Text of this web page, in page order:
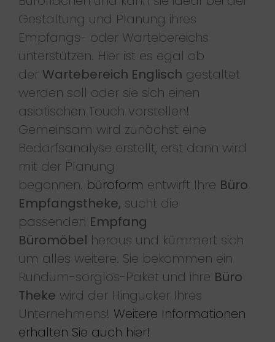
Gestaltung und Planung ihres
Empfangs- oder Wartebereichs
unterstützen. Hier ist es egal ob
der Wartebereich Englisch gestaltet
werden soll oder sie sich einen
asiatischen Touch vorstellen!
Gemeinsam wird zunächst eine
Bedarfsanalyse erstellt, erst dann wird
mit der Planung
begonnen. büroform entwirft Ihre Büro
Empfangstheke, sucht die
passenden Empfang
Büromöbel heraus und kümmert sich
um alles weitere. Sie bekommen ein
Rundum-sorglos-Paket und ihre Büro
Theke wird der Hingucker Ihres
Unternehmens! Weitere Informationen
erhalten Sie auch hier!